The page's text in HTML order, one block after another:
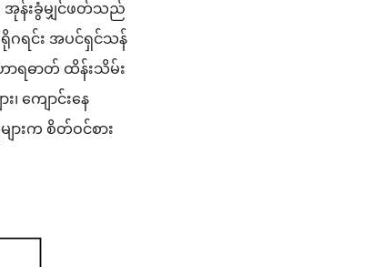
န်းခွံမျှင်ဖတ်သည်
ဂရင်း အပင်ရှင်သန်
ာရဓာတ် ထိန်းသိမ်း
ကျောင်းနေ
ားက စိတ်ဝင်စား